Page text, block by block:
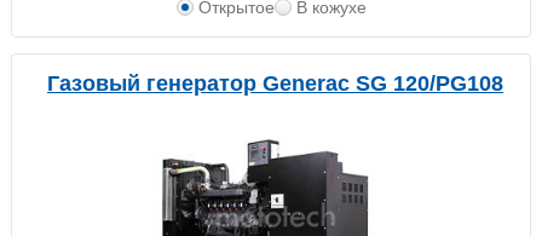
Открытое В кожухе
Газовый генератор Generac SG 120/PG108